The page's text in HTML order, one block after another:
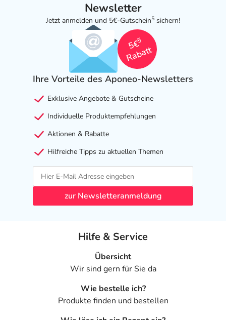
Newsletter
Jetzt anmelden und 5€-Gutschein5 sichern!
5€
5
Rabatt
Ihre Vorteile des Aponeo-Newsletters
Exklusive Angebote & Gutscheine
Individuelle Produktempfehlungen
Aktionen & Rabatte
Hilfreiche Tipps zu aktuellen Themen
zur Newsletteranmeldung
Hilfe & Service
Übersicht
Wir sind gern für Sie da
Wie bestelle ich?
Produkte finden und bestellen